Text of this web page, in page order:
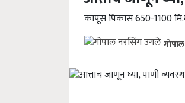
कापूस पिकास 650-1100